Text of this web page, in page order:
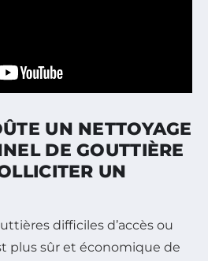
UN NETTOYAGE
DE GOUTTIÈRE
UN
difficiles d’accès ou
plus sûr et économique de